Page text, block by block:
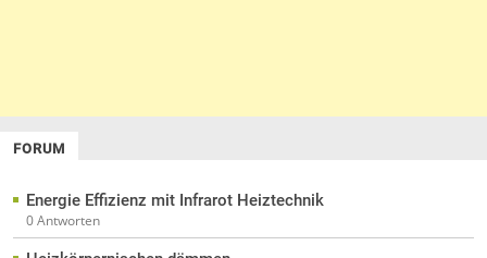
FORUM
Energie Effizienz mit Infrarot Heiztechnik
0 Antworten